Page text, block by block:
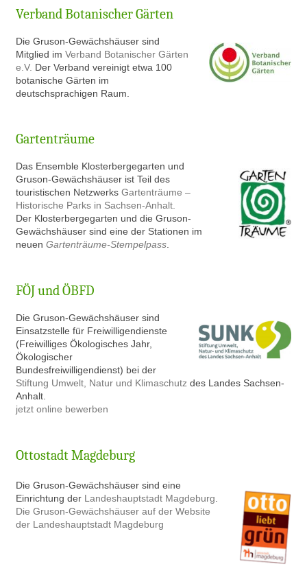
Verband Botanischer Gärten
Die Gruson-Gewächshäuser sind
Mitglied imVerband Botanischer Gärten
e.V. Der Verband vereinigt etwa 100
botanische Gärten im
deutschsprachigen Raum.
Gartenträume
Das Ensemble Klosterbergegarten und
Gruson-Gewächshäuser ist Teil des
touristischen NetzwerksGartenträume –
Historische Parks in Sachsen-Anhalt.
Der Klosterbergegarten und die Gruson-
Gewächshäuser sind eine der Stationen im
neuenGartenträume-Stempelpass.
FÖJ und ÖBFD
Die Gruson-Gewächshäuser sind
Einsatzstelle für Freiwilligendienste
(Freiwilliges Ökologisches Jahr,
Ökologischer
Bundesfreiwilligendienst) bei der
Stiftung Umwelt, Natur und Klimaschutz des Landes Sachsen-
Anhalt.
jetzt online bewerben
Ottostadt Magdeburg
Die Gruson-Gewächshäuser sind eine
Einrichtung der Landeshauptstadt Magdeburg.
Die Gruson-Gewächshäuser auf der Website
der Landeshauptstadt Magdeburg